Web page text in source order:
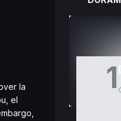
la
el
1